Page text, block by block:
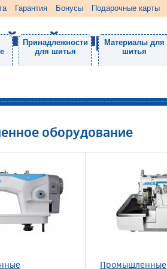
Гарантия Бонусы Подарочные карты
Принадлежности
для шитья
Материалы для
шитья
оборудование
Промышленные